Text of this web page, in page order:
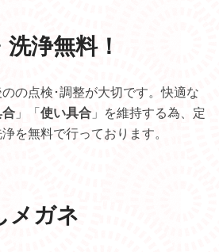
浄無料！
の点検･調整が大切です。快適な
」「使い具合 」を維持する為、定
を無料で行っております。
メガネ